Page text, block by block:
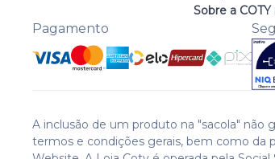
Sobre a
Pagamento
A inclusão de um produto na "sacola" não
termos e condições gerais, bem como da